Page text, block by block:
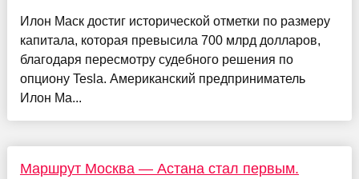
Илон Маск достиг исторической отметки по размеру
капитала, которая превысила 700 млрд долларов,
благодаря пересмотру судебного решения по
опциону Tesla. Американский предприниматель
Илон Ма...
Маршрут Москва — Астана стал первым.